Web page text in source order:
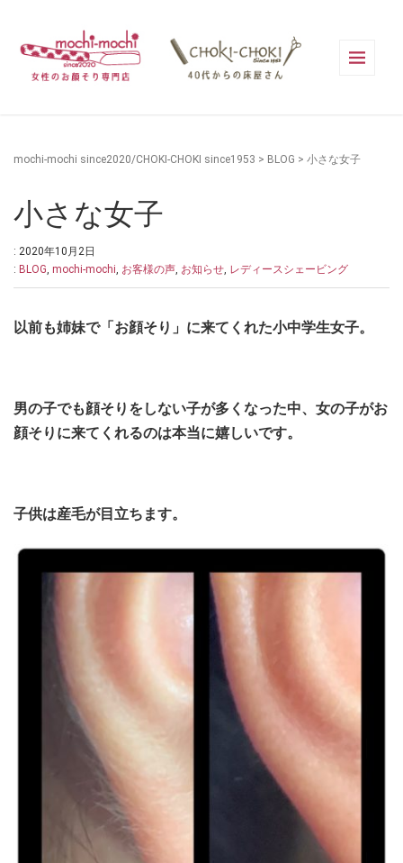
mochi-mochi since2020/CHOKI-CHOKI since1953 > BLOG > 小さな女子
小さな女子
: 2020年10月2日
: BLOG, mochi-mochi, お客様の声, お知らせ, レディースシェービング
以前も姉妹で「お顔そり」に来てくれた小中学生女子。
男の子でも顔そりをしない子が多くなった中、女の子がお
顔そりに来てくれるのは本当に嬉しいです。
子供は産毛が目立ちます。